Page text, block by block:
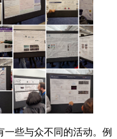
些与众不同的活动。例